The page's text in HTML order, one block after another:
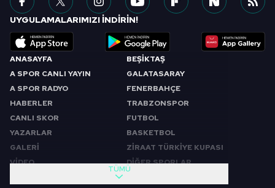
ANASAYFA
A SPOR CANLI YAYIN
A SPOR RADYO
HABERLER
CANLI SKOR
YAZARLAR
GALERİ
VİDEO
BEŞİKTAŞ
GALATASARAY
FENERBAHÇE
TRABZONSPOR
FUTBOL
BASKETBOL
ZİRAAT TÜRKİYE KUPASI
DİĞER SPORLAR
TÜMÜ
UYGULAMALARIMIZI İNDİRİN!